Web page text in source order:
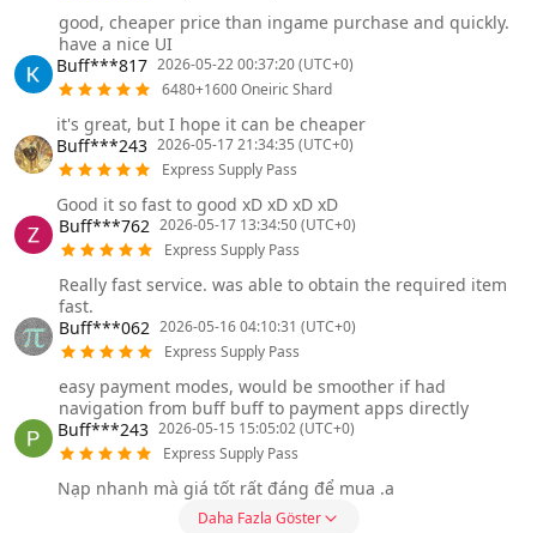
good, cheaper price than ingame purchase and quickly.
have a nice UI
Buff***817 2026-05-22 00:37:20 (UTC+0)
6480+1600 Oneiric Shard
it's great, but I hope it can be cheaper
Buff***243 2026-05-17 21:34:35 (UTC+0)
Express Supply Pass
Good it so fast to good xD xD xD xD
Buff***762 2026-05-17 13:34:50 (UTC+0)
Express Supply Pass
Really fast service. was able to obtain the required item
fast.
Buff***062 2026-05-16 04:10:31 (UTC+0)
Express Supply Pass
easy payment modes, would be smoother if had
navigation from buff buff to payment apps directly
Buff***243 2026-05-15 15:05:02 (UTC+0)
Express Supply Pass
Nạp nhanh mà giá tốt rất đáng để mua .a
Daha Fazla Göster